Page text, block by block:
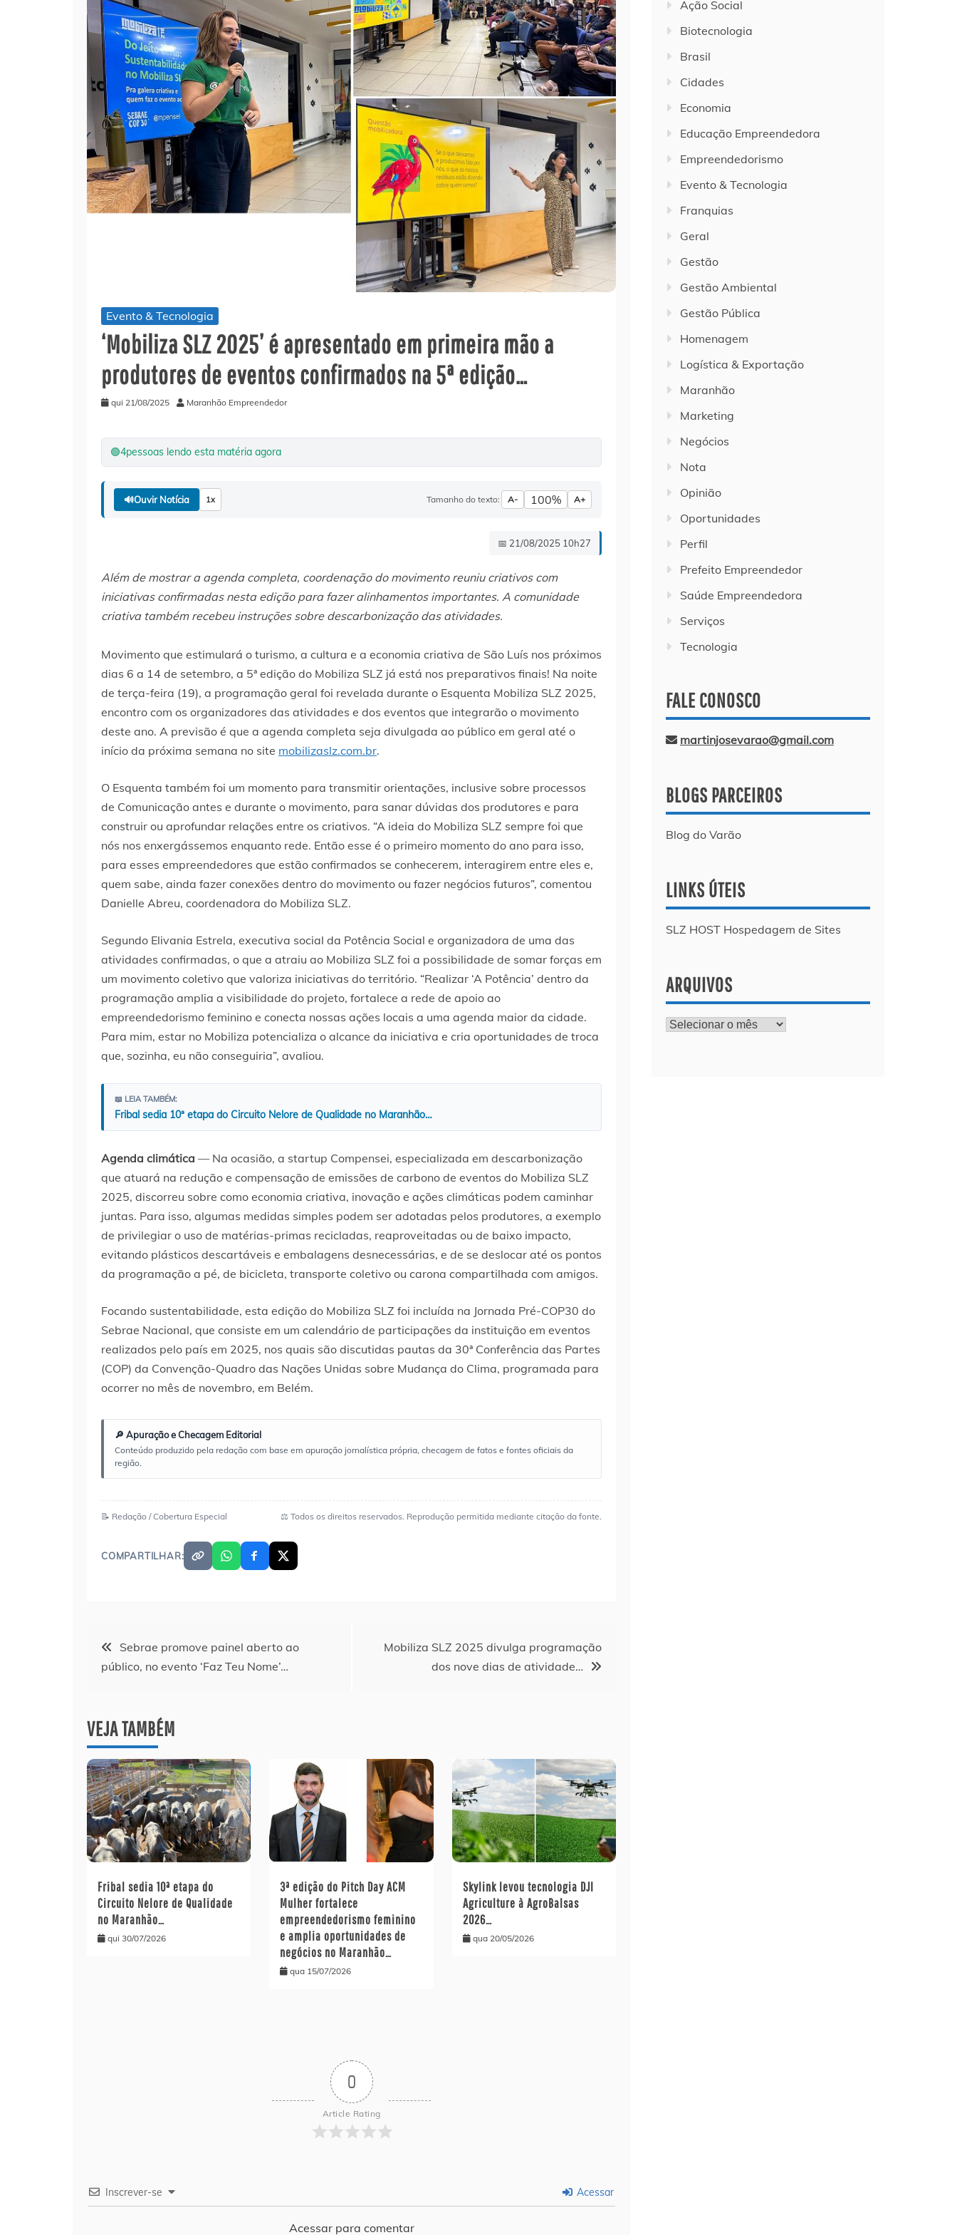
Evento & Tecnologia
‘Mobiliza SLZ 2025’ é apresentado em primeira mão a
produtores de eventos confirmados na 5ª edição…
qui 21/08/2025 Maranhão Empreendedor
🟢4pessoas lendo esta matéria agora
🔊Ouvir Notícia 1x Tamanho do texto: A- 100% A+
📅 21/08/2025 10h27
Além de mostrar a agenda completa, coordenação do movimento reuniu criativos com
iniciativas confirmadas nesta edição para fazer alinhamentos importantes. A comunidade
criativa também recebeu instruções sobre descarbonização das atividades.
Movimento que estimulará o turismo, a cultura e a economia criativa de São Luís nos próximos
dias 6 a 14 de setembro, a 5ª edição do Mobiliza SLZ já está nos preparativos finais! Na noite
de terça-feira (19), a programação geral foi revelada durante o Esquenta Mobiliza SLZ 2025,
encontro com os organizadores das atividades e dos eventos que integrarão o movimento
deste ano. A previsão é que a agenda completa seja divulgada ao público em geral até o
início da próxima semana no site mobilizaslz.com.br.
O Esquenta também foi um momento para transmitir orientações, inclusive sobre processos
de Comunicação antes e durante o movimento, para sanar dúvidas dos produtores e para
construir ou aprofundar relações entre os criativos. “A ideia do Mobiliza SLZ sempre foi que
nós nos enxergássemos enquanto rede. Então esse é o primeiro momento do ano para isso,
para esses empreendedores que estão confirmados se conhecerem, interagirem entre eles e,
quem sabe, ainda fazer conexões dentro do movimento ou fazer negócios futuros”, comentou
Danielle Abreu, coordenadora do Mobiliza SLZ.
Segundo Elivania Estrela, executiva social da Potência Social e organizadora de uma das
atividades confirmadas, o que a atraiu ao Mobiliza SLZ foi a possibilidade de somar forças em
um movimento coletivo que valoriza iniciativas do território. “Realizar ‘A Potência’ dentro da
programação amplia a visibilidade do projeto, fortalece a rede de apoio ao
empreendedorismo feminino e conecta nossas ações locais a uma agenda maior da cidade.
Para mim, estar no Mobiliza potencializa o alcance da iniciativa e cria oportunidades de troca
que, sozinha, eu não conseguiria”, avaliou.
📖 LEIA TAMBÉM:
Fribal sedia 10ª etapa do Circuito Nelore de Qualidade no Maranhão…
Agenda climática — Na ocasião, a startup Compensei, especializada em descarbonização
que atuará na redução e compensação de emissões de carbono de eventos do Mobiliza SLZ
2025, discorreu sobre como economia criativa, inovação e ações climáticas podem caminhar
juntas. Para isso, algumas medidas simples podem ser adotadas pelos produtores, a exemplo
de privilegiar o uso de matérias-primas recicladas, reaproveitadas ou de baixo impacto,
evitando plásticos descartáveis e embalagens desnecessárias, e de se deslocar até os pontos
da programação a pé, de bicicleta, transporte coletivo ou carona compartilhada com amigos.
Focando sustentabilidade, esta edição do Mobiliza SLZ foi incluída na Jornada Pré-COP30 do
Sebrae Nacional, que consiste em um calendário de participações da instituição em eventos
realizados pelo país em 2025, nos quais são discutidas pautas da 30ª Conferência das Partes
(COP) da Convenção-Quadro das Nações Unidas sobre Mudança do Clima, programada para
ocorrer no mês de novembro, em Belém.
🔎 Apuração e Checagem Editorial
Conteúdo produzido pela redação com base em apuração jornalística própria, checagem de fatos e fontes oficiais da
região.
📝 Redação / Cobertura Especial ⚖️ Todos os direitos reservados. Reprodução permitida mediante citação da fonte.
COMPARTILHAR:
Navegação
de
Post
Sebrae promove painel aberto ao
público, no evento ‘Faz Teu Nome’…
Mobiliza SLZ 2025 divulga programação
dos nove dias de atividade…
VEJA TAMBÉM
Fribal sedia 10ª etapa do
Circuito Nelore de Qualidade
no Maranhão…
qui 30/07/2026
3ª edição do Pitch Day ACM
Mulher fortalece
empreendedorismo feminino
e amplia oportunidades de
negócios no Maranhão…
qua 15/07/2026
Skylink levou tecnologia DJI
Agriculture à AgroBalsas
2026…
qua 20/05/2026
0
Article Rating
Inscrever-se Acessar
Acessar para comentar
Ação Social
Biotecnologia
Brasil
Cidades
Economia
Educação Empreendedora
Empreendedorismo
Evento & Tecnologia
Franquias
Geral
Gestão
Gestão Ambiental
Gestão Pública
Homenagem
Logística & Exportação
Maranhão
Marketing
Negócios
Nota
Opinião
Oportunidades
Perfil
Prefeito Empreendedor
Saúde Empreendedora
Serviços
Tecnologia
FALE CONOSCO
martinjosevarao@gmail.com
BLOGS PARCEIROS
Blog do Varão
LINKS ÚTEIS
SLZ HOST Hospedagem de Sites
ARQUIVOS
Arquivos